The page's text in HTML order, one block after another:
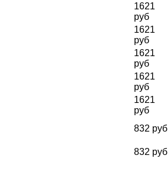
1621
руб
1621
руб
1621
руб
1621
руб
1621
руб
832 руб
832 руб